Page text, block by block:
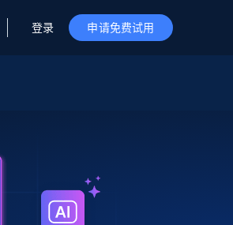
登录 申请免费试用